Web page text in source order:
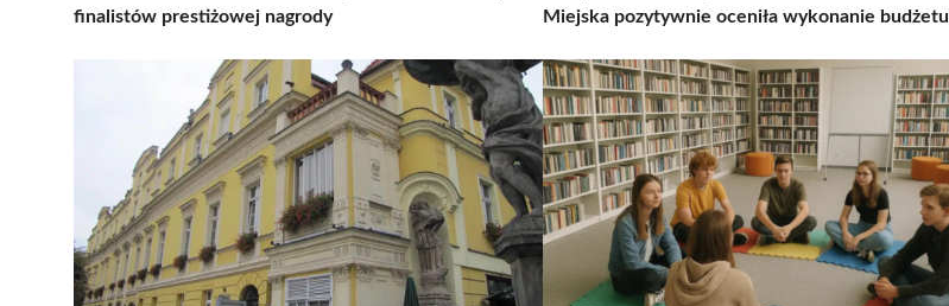
finalistów prestiżowej nagrody
Miejska pozytywnie oceniła wykonanie budżetu